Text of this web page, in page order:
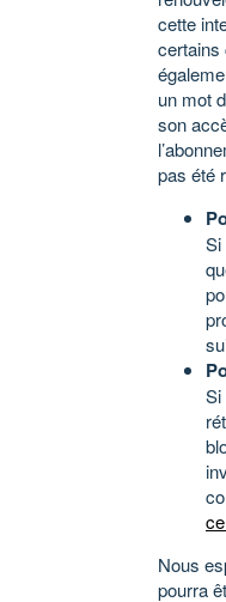
cette
certains
un mot
son
pas été
Si
Si
Nous
pourra